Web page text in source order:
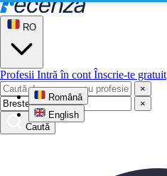
RO
Română
English
Profesii Intră în cont Înscrie-te gratuit
×
×
Caută